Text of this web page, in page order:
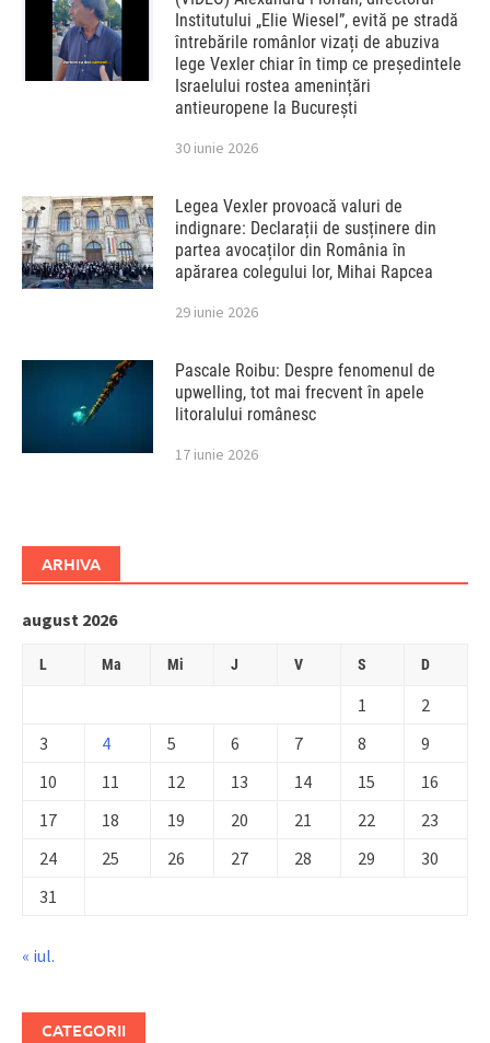
Institutului „Elie Wiesel”, evită pe stradă
întrebările românlor vizați de abuziva
lege Vexler chiar în timp ce președintele
Israelului rostea amenințări
antieuropene la București
30 iunie 2026
Legea Vexler provoacă valuri de
indignare: Declarații de susținere din
partea avocaților din România în
apărarea colegului lor, Mihai Rapcea
29 iunie 2026
Pascale Roibu: Despre fenomenul de
upwelling, tot mai frecvent în apele
litoralului românesc
17 iunie 2026
ARHIVA
august 2026
L Ma Mi J V S D
1
2
3
4 5 6 7 8
9
10
11 12 13 14 15
16
17
18 19 20 21 22
23
24
25 26 27 28 29
30
31
« iul.
CATEGORII